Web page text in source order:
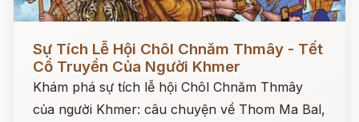
Sự Tích Lễ Hội Chôl Chnăm Thmây - Tết
Cổ Truyền Của Người Khmer
Khám phá sự tích lễ hội Chôl Chnăm Thmây
của người Khmer: câu chuyện về Thom Ma Bal,